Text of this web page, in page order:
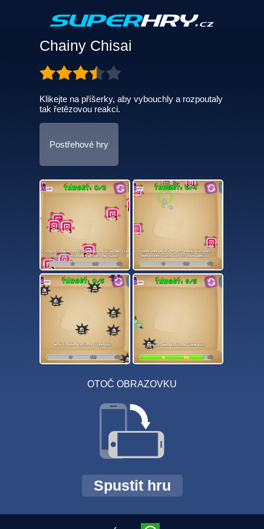
Chainy Chisai
Klikejte na příšerky, aby vybouchly a rozpoutaly
tak řetězovou reakci.
Postřehové hry
OTOČ OBRAZOVKU
Spustit hru